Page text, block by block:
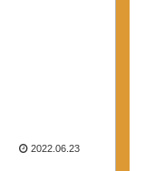
2022.06.23